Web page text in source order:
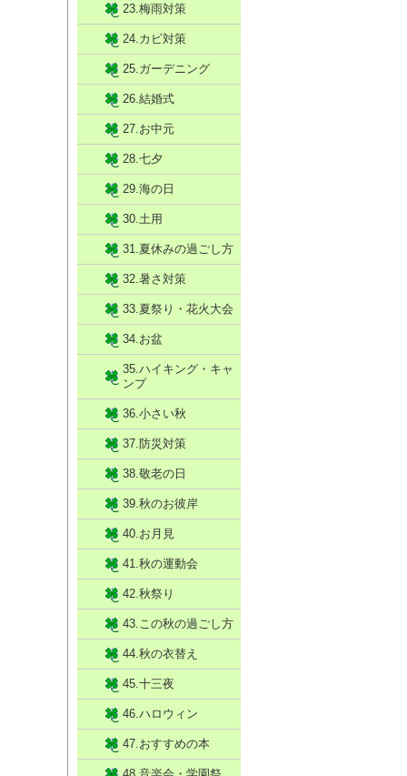
23.梅雨対策
24.カビ対策
25.ガーデニング
26.結婚式
27.お中元
28.七夕
29.海の日
30.土用
31.夏休みの過ごし方
32.暑さ対策
33.夏祭り・花火大会
34.お盆
35.ハイキング・キャ
ンプ
36.小さい秋
37.防災対策
38.敬老の日
39.秋のお彼岸
40.お月見
41.秋の運動会
42.秋祭り
43.この秋の過ごし方
44.秋の衣替え
45.十三夜
46.ハロウィン
47.おすすめの本
48.音楽会・学園祭